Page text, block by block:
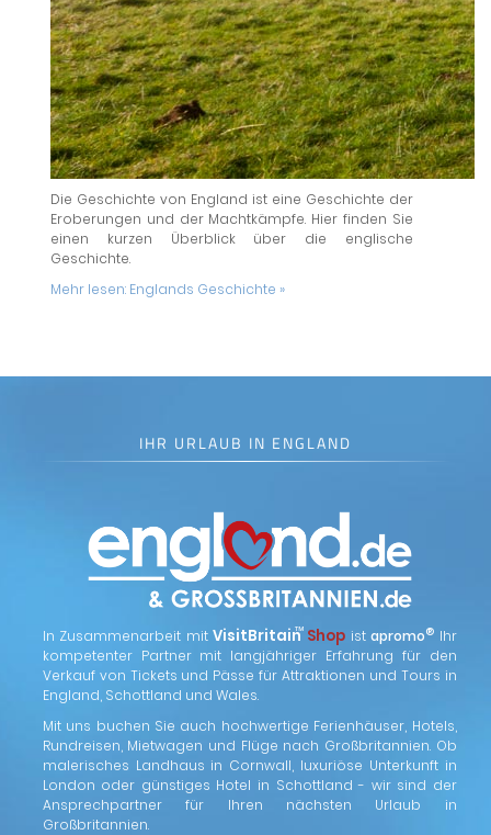
Die Geschichte von England ist eine Geschichte der
Eroberungen und der Machtkämpfe. Hier finden Sie
einen kurzen Überblick über die englische
Geschichte.
Mehr lesen: Englands Geschichte »
IHR URLAUB IN ENGLAND
In Zusammenarbeit mitVisitBritain
™ Shop istapromo® Ihr
kompetenter Partner mit langjähriger Erfahrung für den
Verkauf von Tickets und Pässe für Attraktionen und Tours in
England, Schottland und Wales.
Mit uns buchen Sie auch hochwertige Ferienhäuser, Hotels,
Rundreisen, Mietwagen und Flüge nach Großbritannien. Ob
malerisches Landhaus in Cornwall, luxuriöse Unterkunft in
London oder günstiges Hotel in Schottland - wir sind der
Ansprechpartner für Ihren nächsten Urlaub in
Großbritannien.